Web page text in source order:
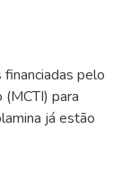
pelo
(MCTI) para
já estão